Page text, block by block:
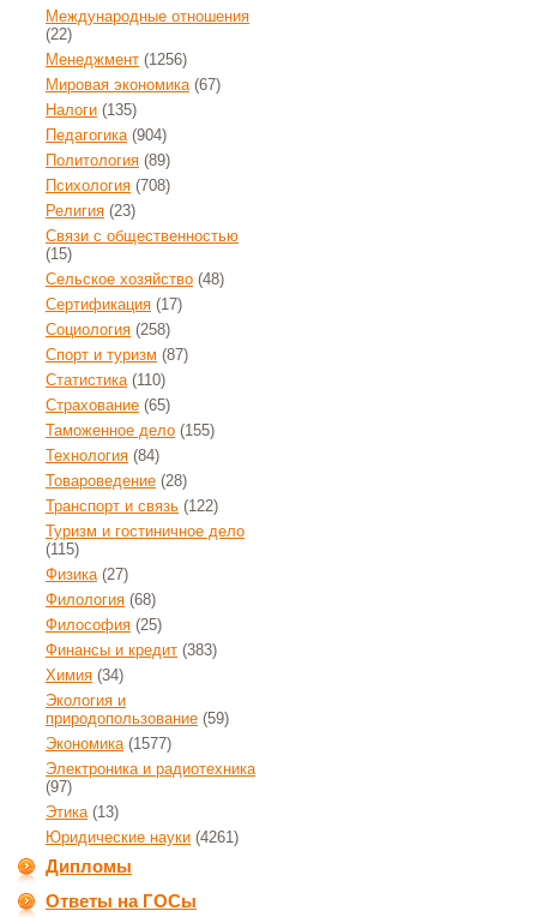
Международные отношения
(22)
Менеджмент (1256)
Мировая экономика(67)
Налоги (135)
Педагогика(904)
Политология (89)
Психология (708)
Религия (23)
Связи с общественностью
(15)
Сельское хозяйство (48)
Сертификация (17)
Социология (258)
Спорт и туризм (87)
Статистика(110)
Страхование (65)
Таможенное дело (155)
Технология (84)
Товароведение (28)
Транспорт и связь (122)
Туризм и гостиничное дело
(115)
Физика(27)
Филология (68)
Философия (25)
Финансы и кредит (383)
Химия (34)
Экология и
природопользование (59)
Экономика(1577)
Электроника и радиотехника
(97)
Этика(13)
Юридические науки (4261)
Дипломы
Ответы на ГОСы